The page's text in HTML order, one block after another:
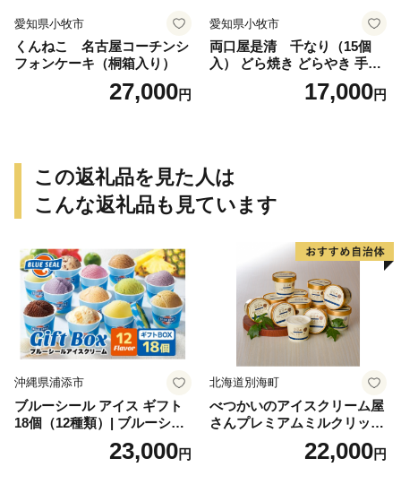
愛知県小牧市
くんねこ 名古屋コーチンシ
フォンケーキ（桐箱入り）
27,000円
愛知県小牧市
両口屋是清 千なり（15個
入） どら焼き どらやき 手土
産 お土産 土産 丹波大納言小
豆 抹茶 林檎 りんご 慶事 お
17,000円
この返礼品を見た人は
こんな返礼品も見ています
沖縄県浦添市
ブルーシール アイス ギフト
18個（12種類）| ブルーシー
ルアイス ブルーシールアイ
スクリーム 着日指定可能 送
23,000円
北海道別海町
べつかいのアイスクリーム屋
さんプレミアムミルクリッチ
12個（AP-01）（ 北海道アイ
ス 北海道産アイス アイス ア
22,000円